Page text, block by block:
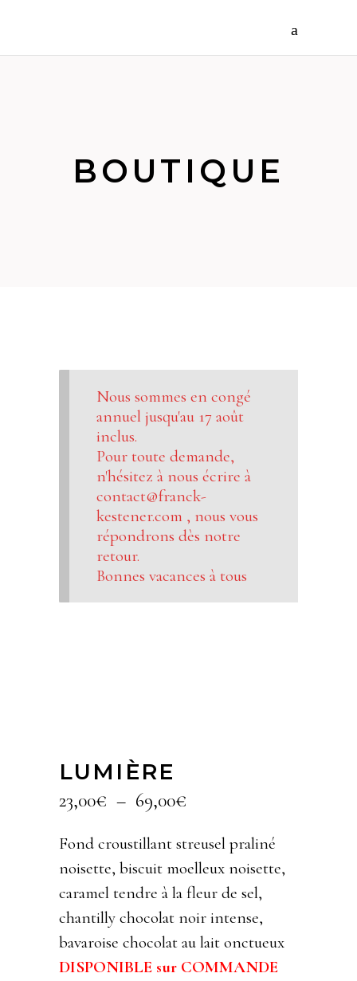
BOUTIQUE
Nous sommes en congé
annuel jusqu'au 17 août
inclus.
Pour toute demande,
n'hésitez à nous écrire à
contact@franck-
kestener.com , nous vous
répondrons dès notre
retour.
Bonnes vacances à tous
LUMIÈRE
23,00€ – 69,00€
prix :
23,00€
à
69,00€
Fond croustillant streusel praliné
noisette, biscuit moelleux noisette,
caramel tendre à la fleur de sel,
chantilly chocolat noir intense,
bavaroise chocolat au lait onctueux
DISPONIBLE sur COMMANDE